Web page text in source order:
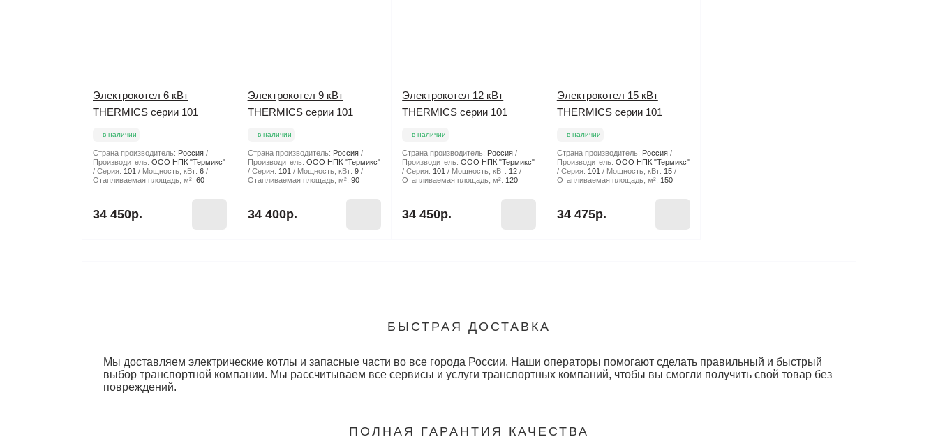
Электрокотел 6 кВт
THERMICS серии 101
в наличии
Страна производитель: Россия
Производитель: ООО НПК "Термикс"
Серия: 101 Мощность, кВт: 6
Отапливаемая площадь, м²: 60
34 450р.
Электрокотел 9 кВт
THERMICS серии 101
в наличии
Страна производитель: Россия
Производитель: ООО НПК "Термикс"
Серия: 101 Мощность, кВт: 9
Отапливаемая площадь, м²: 90
34 400р.
Электрокотел 12 кВт
THERMICS серии 101
в наличии
Страна производитель: Россия
Производитель: ООО НПК "Термикс"
Серия: 101 Мощность, кВт: 12
Отапливаемая площадь, м²: 120
34 450р.
Электрокотел 15 кВт
THERMICS серии 101
в наличии
Страна производитель: Россия
Производитель: ООО НПК "Термикс"
Серия: 101 Мощность, кВт: 15
Отапливаемая площадь, м²: 150
34 475р.
БЫСТРАЯ ДОСТАВКА
Мы доставляем электрические котлы и запасные части во все города России. Наши операторы помогают сделать правильный и быстрый
выбор транспортной компании. Мы рассчитываем все сервисы и услуги транспортных компаний, чтобы вы смогли получить свой товар без
повреждений.
ПОЛНАЯ ГАРАНТИЯ КАЧЕСТВА